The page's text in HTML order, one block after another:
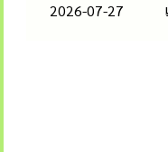
2026-07-27